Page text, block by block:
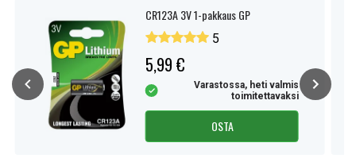
CR123A 3V 1-pakkaus GP
5
5,99 €
Varastossa, heti valmis
toimitettavaksi
OSTA